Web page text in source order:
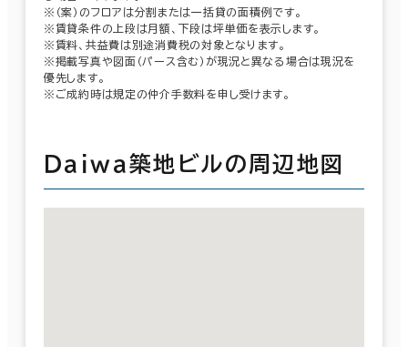
※（案）のフロアは分割または一括貸の面積例です。
※賃貸条件の上段は月額、下段は坪単価を表示します。
※賃料、共益費は別途消費税の対象となります。
※掲載写真や図面（パース含む）が現況と異なる場合は現況を
優先します。
※ご成約時は規定の仲介手数料を申し受けます。
Ｄａｉｗａ築地ビルの周辺地図